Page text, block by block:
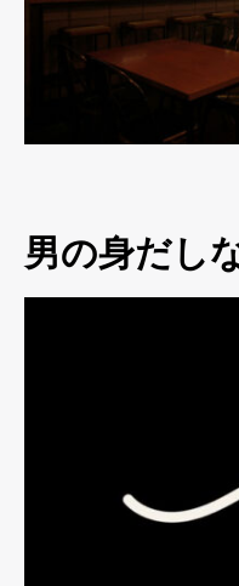
男の身だし